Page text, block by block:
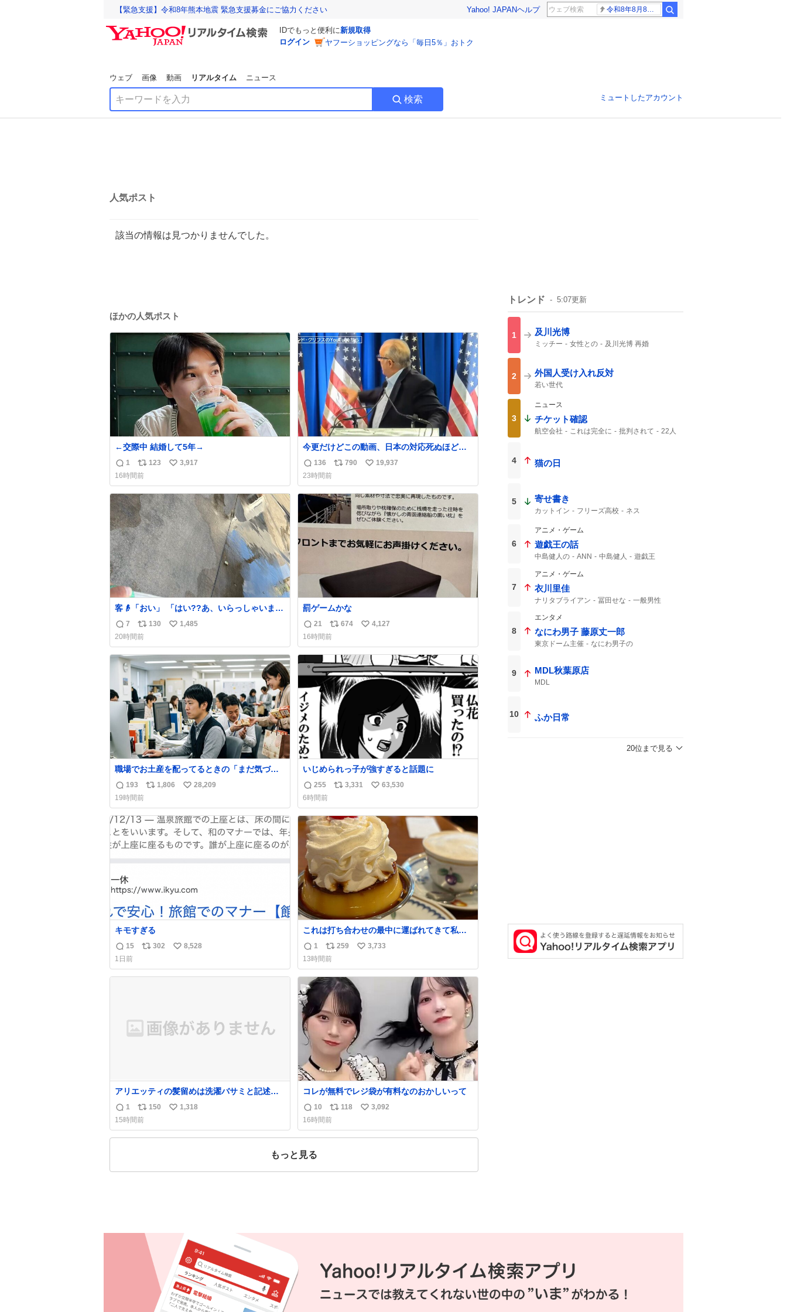
【緊急支援】令和8年熊本地震 緊急支援募金にご協力ください Yahoo! JAPANヘルプ 令和8年8月8日8時8分
IDでもっと便利に新規取得
ログイン
ヤフーショッピングなら「毎日5％」おトク
ウェブ 画像 動画 リアルタイム ニュース
検索 ミュートしたアカウント
人気ポスト
該当の情報は見つかりませんでした。
ほかの人気ポスト
←交際中 結婚して5年→
返
信
数
1
リ
ポ
ス
ト
数
123
い
ね
数
3,917
16時間前
今更だけどこの動画、日本の対応死ぬほど京
都でおもしろい。 なんなら敬語で丁寧に煽り
まくってるの好き。笑
返
信
数
136
リ
ス
ト
数
790
い
ね
数
19,937
23時間前
客👴「おい」 「はい??あ、いらっしゃいま
せ」 👴「さっきからずっと水出しっぱなしで
もったいないだろ」 「静電気を逃がし、熱く
なった地面の温度を下げ、引火事故の防止の
為必要な作業です」 👴「水不足の昨今にもっ
たいないことをするな!!」 それでは歌いま
す、聞いてください 「井戸水」
返
信
数
7
リ
ポ
ス
ト
数
130
い
ね
数
1,485
20時間前
罰ゲームかな
返
信
数
21
リ
ポ
ス
ト
数
674
い
ね
数
4,127
16時間前
職場でお土産を配ってるときの「まだ気づい
てませんよ」的な演技が毎回シンドい。
返
信
数
193
リ
ス
ト
数
1,806
い
ね
数
28,209
19時間前
いじめられっ子が強すぎると話題に
返
信
数
255
リ
ス
ト
数
3,331
い
ね
数
63,530
6時間前
キモすぎる
返
信
数
15
リ
ス
302
い
ね
8,528
1日前
これは打ち合わせの最中に運ばれてきて私の
理性を根こそぎ奪い去ったプリンの写真で
す。
返
信
数
1
リ
ポ
ス
ト
数
259
い
ね
数
3,733
13時間前
アリエッティの髪留めは洗濯バサミと記述さ
れることが多いですが、もっと小さいプラス
チックのクリップです。 バネは使いやすいよ
うに強度を調整してあるはず。
返
信
数
1
リ
ポ
ス
150
い
ね
1,318
15時間前
コレが無料でレジ袋が有料なのおかしいって
返
信
数
10
リ
ポ
ス
118
い
ね
3,092
16時間前
もっと見る
トレンド 5:07更新
1 及川光博
ミッチー 女性との
及川光博 再婚
2 外国人受け入れ反対
若い世代
3
ニュース
チケット確認
航空会社 これは完全に 批判されて
22人
4 猫の日
5 寄せ書き
カットイン フリーズ高校 ネス
6
アニメ・ゲーム
遊戯王の話
中島健人の ANN 中島健人 遊戯王
7
アニメ・ゲーム
衣川里佳
ナリタブライアン 冨田せな
一般男性
8
エンタメ
なにわ男子 藤原丈一郎
東京ドーム主催
なにわ男子の
9 MDL秋葉原店
MDL
10 ふか日常
20位まで見る